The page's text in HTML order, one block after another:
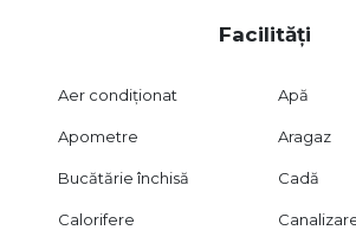
Facilități
Aer condiționat Apă
Apometre Aragaz
Bucătărie închisă Cadă
Calorifere